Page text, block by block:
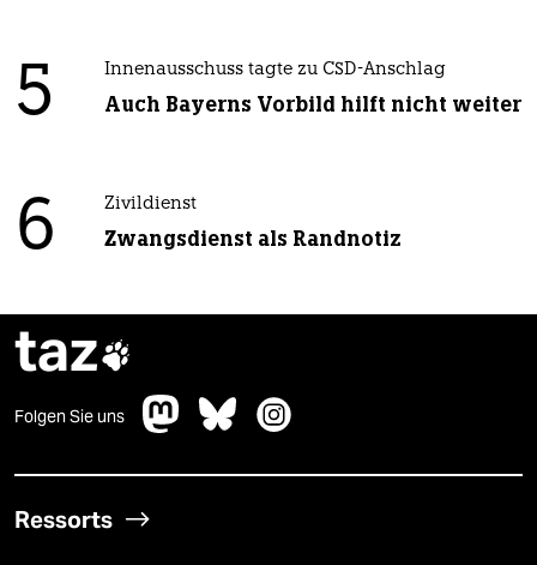
5 Innenausschuss tagte zu CSD-Anschlag
Auch Bayerns Vorbild hilft nicht weiter
6 Zivildienst
Zwangsdienst als Randnotiz
taz
Folgen Sie uns
Ressorts